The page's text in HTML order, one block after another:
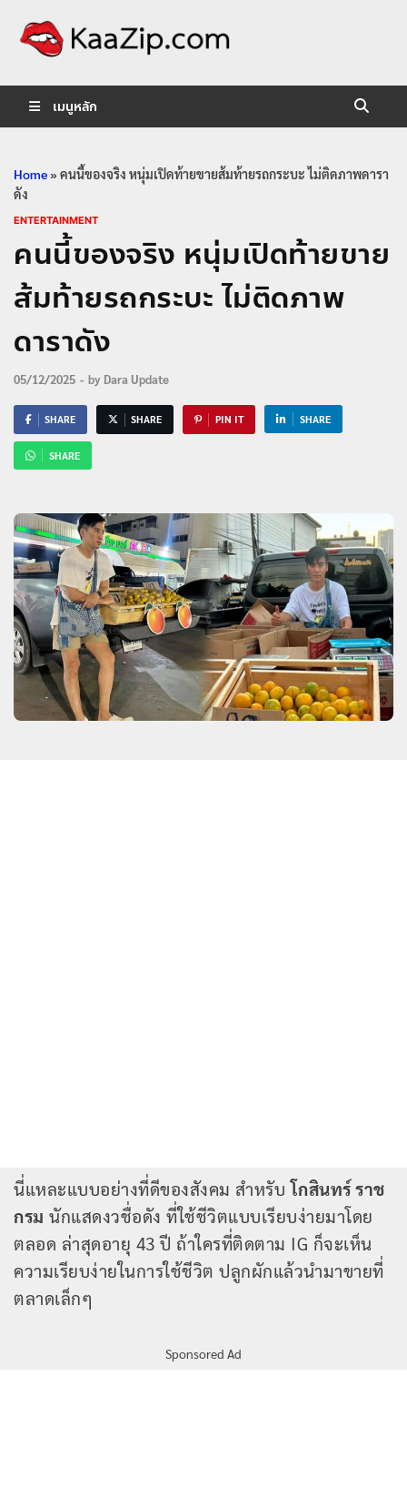
เมนูหลัก
Home»คนนี้ของจริง หนุ่มเปิดท้ายขายส้มท้ายรถกระบะ ไม่ติดภาพดารา
ดัง
ENTERTAINMENT
คนนี้ของจริง หนุ่มเปิดท้ายขาย
ส้มท้ายรถกระบะ ไม่ติดภาพ
ดาราดัง
05/12/2025 - by Dara Update
SHARE SHARE PIN IT SHARE
SHARE
นี่แหละแบบอย่างที่ดีของสังคม สำหรับโกสินทร์ ราช
กรม นักแสดงวชื่อดัง ที่ใช้ชีวิตแบบเรียบง่ายมาโดย
ตลอด ล่าสุดอายุ 43 ปี ถ้าใครที่ติดตาม IG ก็จะเห็น
ความเรียบง่ายในการใช้ชีวิต ปลูกผักแล้วนำมาขายที่
ตลาดเล็กๆ
Sponsored Ad